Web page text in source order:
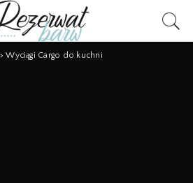
>Wyciągi Cargo do kuchni